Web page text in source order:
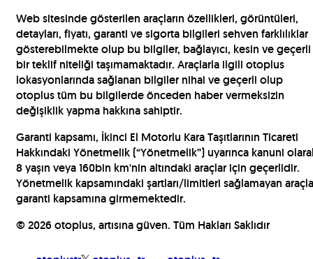
Web sitesinde gösterilen araçların özellikleri, görüntüleri,
detayları, fiyatı, garanti ve sigorta bilgileri sehven farklılıklar
gösterebilmekte olup bu bilgiler, bağlayıcı, kesin ve geçerli
bir teklif niteliği taşımamaktadır. Araçlarla ilgili otoplus
lokasyonlarında sağlanan bilgiler nihai ve geçerli olup
otoplus tüm bu bilgilerde önceden haber vermeksizin
değişiklik yapma hakkına sahiptir.
Garanti kapsamı, İkinci El Motorlu Kara Taşıtlarının Ticareti
Hakkındaki Yönetmelik (“Yönetmelik”) uyarınca kanuni
8 yaşın veya 160bin km'nin altındaki araçlar için geçerlidir.
Yönetmelik kapsamındaki şartları/limitleri sağlamayan
garanti kapsamına girmemektedir.
© 2026otoplus, artısına güven. Tüm Hakları Saklıdır